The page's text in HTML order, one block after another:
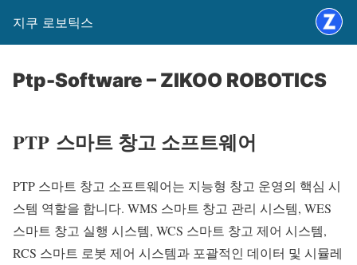
지쿠 로보틱스
Ptp-Software – ZIKOO ROBOTICS
PTP 스마트 창고 소프트웨어
PTP 스마트 창고 소프트웨어는 지능형 창고 운영의 핵심 시
스템 역할을 합니다. WMS 스마트 창고 관리 시스템, WES
스마트 창고 실행 시스템, WCS 스마트 창고 제어 시스템,
RCS 스마트 로봇 제어 시스템과 포괄적인 데이터 및 시뮬레